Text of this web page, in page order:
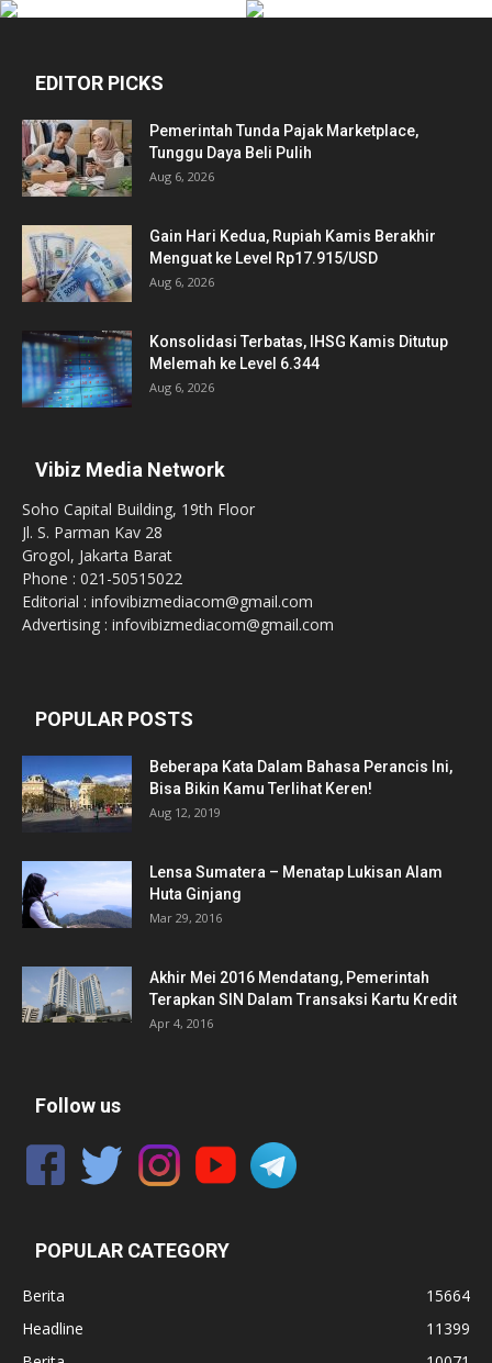
EDITOR PICKS
Pemerintah Tunda Pajak Marketplace,
Tunggu Daya Beli Pulih
Aug 6, 2026
Gain Hari Kedua, Rupiah Kamis Berakhir
Menguat ke Level Rp17.915/USD
Aug 6, 2026
Konsolidasi Terbatas, IHSG Kamis Ditutup
Melemah ke Level 6.344
Aug 6, 2026
Vibiz Media Network
Soho Capital Building, 19th Floor
Jl. S. Parman Kav 28
Grogol, Jakarta Barat
Phone : 021-50515022
Editorial : infovibizmediacom@gmail.com
Advertising : infovibizmediacom@gmail.com
POPULAR POSTS
Beberapa Kata Dalam Bahasa Perancis Ini,
Bisa Bikin Kamu Terlihat Keren!
Aug 12, 2019
Lensa Sumatera – Menatap Lukisan Alam
Huta Ginjang
Mar 29, 2016
Akhir Mei 2016 Mendatang, Pemerintah
Terapkan SIN Dalam Transaksi Kartu Kredit
Apr 4, 2016
Follow us
POPULAR CATEGORY
Berita
15664
Headline
11399